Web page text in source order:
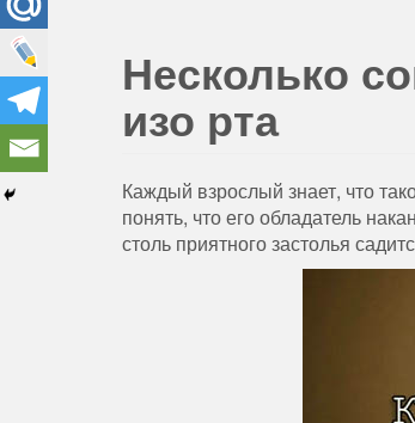
Несколько
изо рта
Каждый взрослый знает, что
понять, что его обладатель
столь приятного застолья